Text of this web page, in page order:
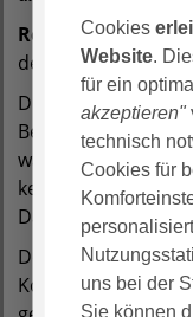
Regine Kracht:Ich
den Nägeln
Die behördlichen
Bearbeitung
was auch Monate
keine Aussage
Damit ist niemand
Des Weiteren
Kolleg:innen
Cookies
Website.
für ein
akzeptieren"
technisch
Cookies für
uns bei der
Sie können